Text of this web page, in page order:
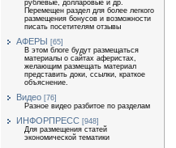
рублевые, долларовые и др.
Перемещен раздел для более легкого
размещения бонусов и возможности
писать посетителям отзывы
АФЕРЫ [65]
В этом блоге будут размещаться
материалы о сайтах аферистах,
желающим размещать материал
представить доки, ссылки, краткое
объяснение.
Видео [76]
Разное видео разбитое по разделам
ИНФОРПРЕСС [948]
Для размещения статей
экономической тематики